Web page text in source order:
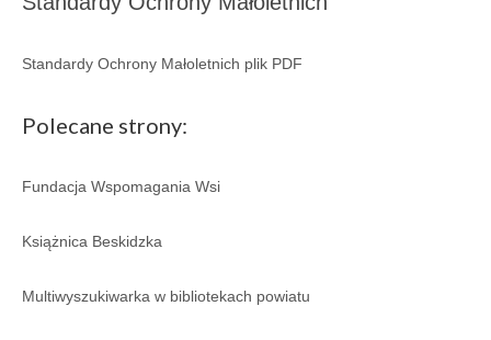
O bibliotece
Internet
Standardy Ochrony Małoletnich plik PDF
Polecane strony:
Fundacja Wspomagania Wsi
Książnica Beskidzka
Multiwyszukiwarka w bibliotekach powiatu